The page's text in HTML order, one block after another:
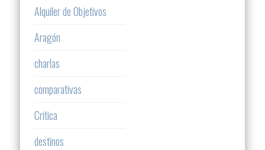
Alquiler de Objetivos
Aragón
charlas
comparativas
Critica
destinos